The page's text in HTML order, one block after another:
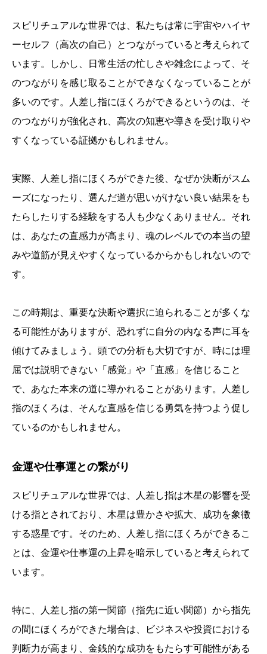
スピリチュアルな世界では、私たちは常に宇宙やハイヤ
ーセルフ（高次の自己）とつながっていると考えられて
います。しかし、日常生活の忙しさや雑念によって、そ
のつながりを感じ取ることができなくなっていることが
多いのです。人差し指にほくろができるというのは、そ
のつながりが強化され、高次の知恵や導きを受け取りや
すくなっている証拠かもしれません。
実際、人差し指にほくろができた後、なぜか決断がスム
ーズになったり、選んだ道が思いがけない良い結果をも
たらしたりする経験をする人も少なくありません。それ
は、あなたの直感力が高まり、魂のレベルでの本当の望
みや道筋が見えやすくなっているからかもしれないので
す。
この時期は、重要な決断や選択に迫られることが多くな
る可能性がありますが、恐れずに自分の内なる声に耳を
傾けてみましょう。頭での分析も大切ですが、時には理
屈では説明できない「感覚」や「直感」を信じること
で、あなた本来の道に導かれることがあります。人差し
指のほくろは、そんな直感を信じる勇気を持つよう促し
ているのかもしれません。
金運や仕事運との繋がり
スピリチュアルな世界では、人差し指は木星の影響を受
ける指とされており、木星は豊かさや拡大、成功を象徴
する惑星です。そのため、人差し指にほくろができるこ
とは、金運や仕事運の上昇を暗示していると考えられて
います。
特に、人差し指の第一関節（指先に近い関節）から指先
の間にほくろができた場合は、ビジネスや投資における
判断力が高まり、金銭的な成功をもたらす可能性がある